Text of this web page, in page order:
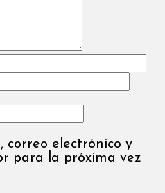
correo electrónico y
para la próxima vez